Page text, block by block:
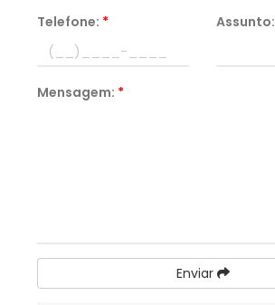
Telefone: * Assunto:
Mensagem: *
Enviar